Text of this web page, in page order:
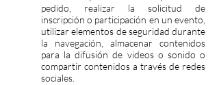
pedido, realizar la solicitud de
inscripción o participación en un evento,
utilizar elementos de seguridad durante
la navegación, almacenar contenidos
para la difusión de videos o sonido o
compartir contenidos a través de redes
sociales.